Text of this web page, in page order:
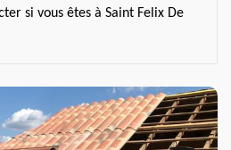
si vous êtes à Saint Felix De